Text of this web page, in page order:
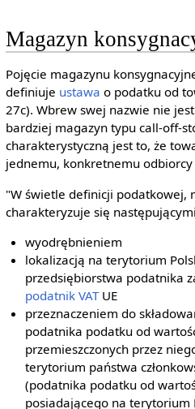
Magazyn
Pojęcie magazynu
definiuje ustawa o podatku od
27c). Wbrew swej nazwie nie
bardziej magazyn typu call-off-
charakterystyczną jest to, że
jednemu, konkretnemu
"W świetle definicji podatkowej,
charakteryzuje się
wyodrębnieniem
lokalizacją na terytorium
przedsiębiorstwa podatnika
podatnik VATUE
przeznaczeniem do
podatnika podatku od
przemieszczonych przez
terytorium państwa
(podatnika podatku od
posiadającego na terytorium